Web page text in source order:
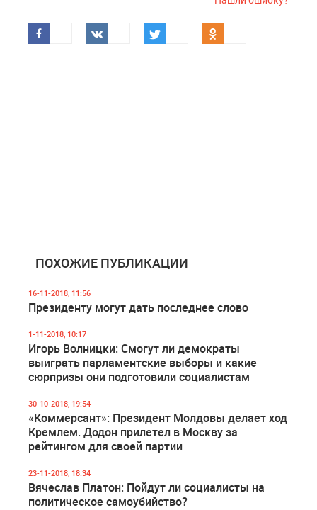
ПОХОЖИЕ ПУБЛИКАЦИИ
16-11-2018, 11:56
Президенту могут дать последнее слово
1-11-2018, 10:17
Игорь Волницки: Смогут ли демократы
выиграть парламентские выборы и какие
сюрпризы они подготовили социалистам
30-10-2018, 19:54
«Коммерсант»: Президент Молдовы делает ход
Кремлем. Додон прилетел в Москву за
рейтингом для своей партии
23-11-2018, 18:34
Вячеслав Платон: Пойдут ли социалисты на
политическое самоубийство?